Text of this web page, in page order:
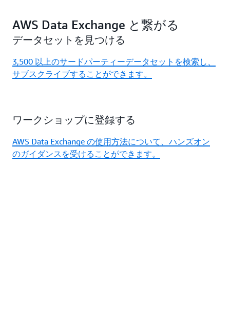
AWS Data Exchange と繋がる
データセットを見つける
3,500 以上のサードパーティーデータセットを検索し、
サブスクライブすることができます。
ワークショップに登録する
AWS Data Exchange の使用方法について、ハンズオン
のガイダンスを受けることができます。